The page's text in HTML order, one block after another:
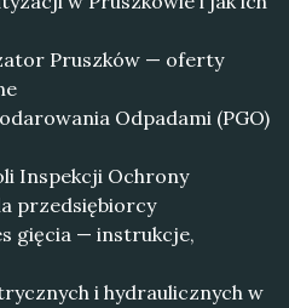
Pruszków — oferty
Odpadami (PGO)
Inspekcji Ochrony
przedsiębiorcy
gięcia — instrukcje,
i hydraulicznych w